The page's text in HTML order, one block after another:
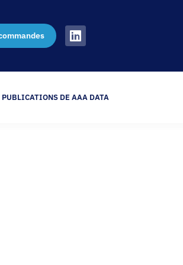
PUBLICATIONS DE AAA DATA